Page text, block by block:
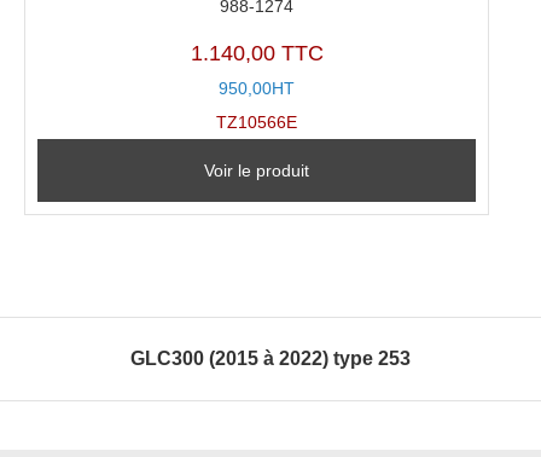
988-1274
1.140,00 TTC
950,00HT
TZ10566E
Voir le produit
GLC300 (2015 à 2022) type 253